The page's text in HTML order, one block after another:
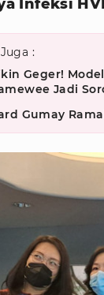
Infeksi
:
Geger!
Jadi
Gumay